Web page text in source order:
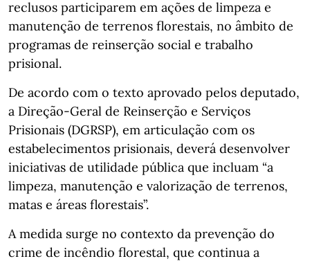
reclusos participarem em ações de limpeza e
manutenção de terrenos florestais, no âmbito de
programas de reinserção social e trabalho
prisional.
De acordo com o texto aprovado pelos deputado,
a Direção-Geral de Reinserção e Serviços
Prisionais (DGRSP), em articulação com os
estabelecimentos prisionais, deverá desenvolver
iniciativas de utilidade pública que incluam “a
limpeza, manutenção e valorização de terrenos,
matas e áreas florestais”.
A medida surge no contexto da prevenção do
crime de incêndio florestal, que continua a